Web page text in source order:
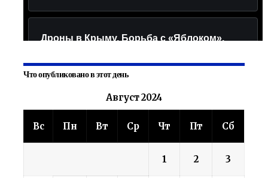
Что опубликовано в этот день
Август 2024
Вс Пн Вт Ср Чт Пт Сб
1 2 3